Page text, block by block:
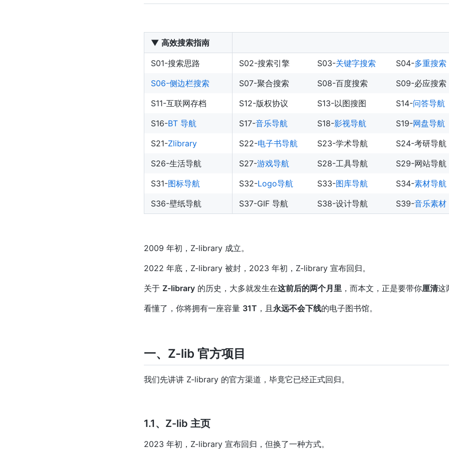
▼ 高效搜索指南
S01-搜索思路 S02-搜索引擎 S03-关键字搜索 S04-多重搜索
S06-侧边栏搜索
S07-聚合搜索 S08-百度搜索 S09-必应搜索
S11-互联网存档
S12-版权协议 S13-以图搜图 S14-问答导航
S16-BT 导航 S17-音乐导航 S18-影视导航 S19-网盘导航
S21-Zlibrary S22-电子书导航 S23-学术导航 S24-考研导航
S26-生活导航
S27-游戏导航 S28-工具导航 S29-网站导航
S31-图标导航 S32-Logo导航 S33-图库导航 S34-素材导航
S36-壁纸导航
S37-GIF 导航 S38-设计导航 S39-音乐素材
2009 年初，Z-library 成立。
2022 年底，Z-library 被封，2023 年初，Z-library 宣布回归。
关于 Z-library 的历史，大多就发生在这前后的两个月里 ，而本文，正是要带你厘清这
看懂了，你将拥有一座容量 31T ，且 永远不会下线的电子图书馆。
一、Z-lib 官方项目
我们先讲讲 Z-library 的官方渠道，毕竟它已经正式回归。
1.1、Z-lib 主页
2023 年初，Z-library 宣布回归，但换了一种方式。